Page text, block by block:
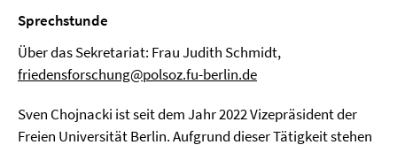
Sprechstunde
Über das Sekretariat: Frau Judith Schmidt,
friedensforschung@polsoz.fu-berlin.de
Sven Chojnacki ist seit dem Jahr 2022 Vizepräsident der
Freien Universität Berlin. Aufgrund dieser Tätigkeit stehen